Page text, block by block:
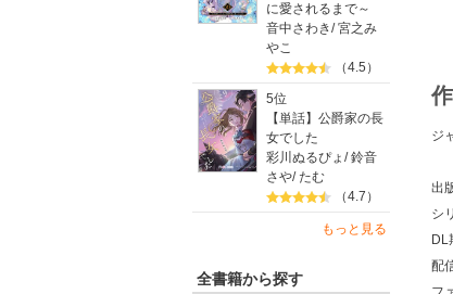
に愛されるまで～
音中さわき/宮之み
やこ
（4.5）
5位
【単話】公爵家の長
女でした
彩川ぬるぴょ /鈴音
さや/たむ
（4.7）
もっと見る
全書籍から探す
ジ
出
シ
DL
配